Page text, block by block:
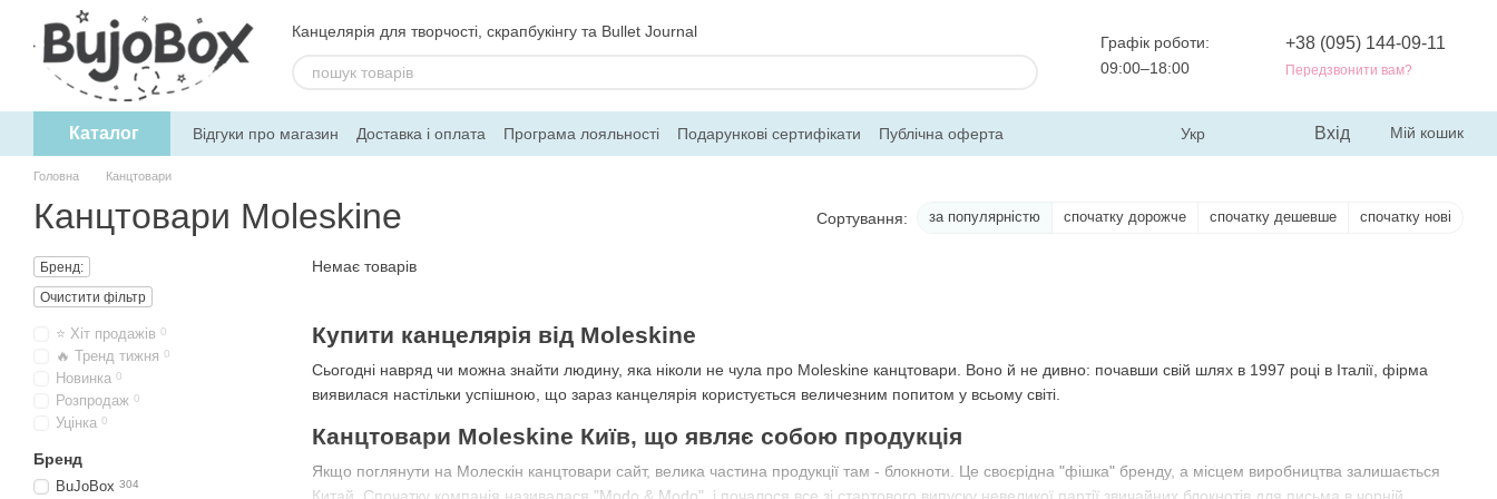
Перейти до основного контенту
Канцелярія для творчості, скрапбукінгу та Bullet Journal
Графік роботи:
09:00–18:00
+38 (095) 144-09-11
Передзвонити вам?
Каталог Відгуки про магазин Доставка і оплата Програма лояльності Подарункові сертифікати
Публічна оферта
Угода користувача
Обмін та повернення Блог Контакти Про магазин
Укр Вхід Мій кошик
Головна Канцтовари
Канцтовари Moleskine Сортування: за популярністю спочатку дорожче спочатку дешевше спочатку нові
Купити канцелярія від Moleskine
Сьогодні навряд чи можна знайти людину, яка ніколи не чула про Moleskine канцтовари. Воно й не дивно: почавши свій шлях в 1997 році в Італії, фірма
виявилася настільки успішною, що зараз канцелярія користується величезним попитом у всьому світі.
Канцтовари Moleskine Київ, що являє собою продукція
Якщо поглянути на Молескін канцтовари сайт, велика частина продукції там - блокноти. Це своєрідна "фішка" бренду, а місцем виробництва залишається
Немає товарів
Бренд:
Очистити фільтр
⭐ Хіт продажів 0
🔥 Тренд тижня 0
Новинка 0
Розпродаж 0
Уцінка 0
Бренд
BuJoBox 304